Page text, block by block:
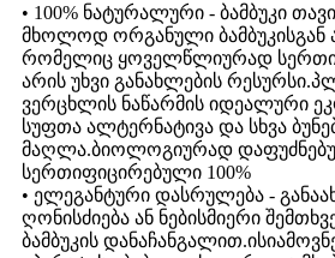
• 100% ნატურალური - ბამბუკი
მხოლოდ ორგანული ბამბუკისგან
რომელიც ყოველწლიურად
არის უხვი განახლების
ვერცხლის ნაწარმის იდეალური
სუფთა ალტერნატივა და სხვა
მაღლა.ბიოლოგიურად
სერთიფიცირებული 100%
• ელეგანტური დასრულება -
ღონისძიება ან ნებისმიერი
ბამბუკის